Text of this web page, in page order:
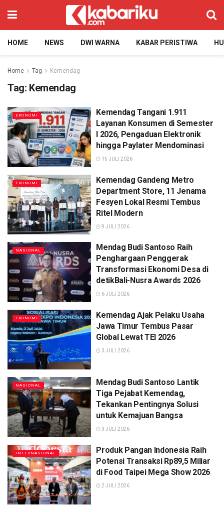
HOME NEWS DWI WARNA KABAR PERISTIWA
Home Tag Kemendag
Tag: Kemendag
EKONOMI
Kemendag Tangani 1.911
Layanan Konsumen di Semester
I 2026, Pengaduan Elektronik
hingga Paylater Mendominasi
15 JULI 2026
EKONOMI
Kemendag Gandeng Metro
Department Store, 11 Jenama
Fesyen Lokal Resmi Tembus
Ritel Modern
9 JULI 2026
NASIONAL
Mendag Budi Santoso Raih
Penghargaan Penggerak
Transformasi Ekonomi Desa di
detikBali-Nusra Awards 2026
6 JULI 2026
EKONOMI
Kemendag Ajak Pelaku Usaha
Jawa Timur Tembus Pasar
Global Lewat TEI 2026
3 JULI 2026
NASIONAL
Mendag Budi Santoso Lantik
Tiga Pejabat Kemendag,
Tekankan Pentingnya Solusi
untuk Kemajuan Bangsa
3 JULI 2026
INTERNASIONAL
Produk Pangan Indonesia Raih
Potensi Transaksi Rp89,5 Miliar
di Food Taipei Mega Show 2026
2 JULI 2026